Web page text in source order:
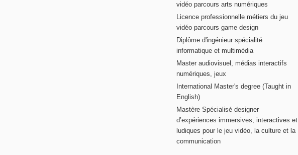
vidéo parcours arts numériques
Licence professionnelle métiers du jeu
vidéo parcours game design
Diplôme d'ingénieur spécialité
informatique et multimédia
Master audiovisuel, médias interactifs
numériques, jeux
International Master's degree (Taught in
English)
Mastère Spécialisé designer
d’expériences immersives, interactives et
ludiques pour le jeu vidéo, la culture et la
communication